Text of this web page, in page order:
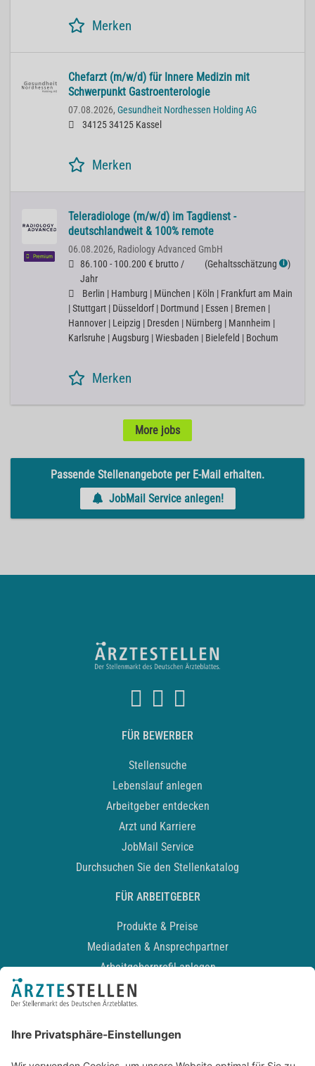
Merken
Chefarzt (m/w/d) für Innere Medizin mit
Schwerpunkt Gastroenterologie
07.08.2026, Gesundheit Nordhessen Holding AG
34125 34125 Kassel
Merken
Premium
Teleradiologe (m/w/d) im Tagdienst -
deutschlandweit & 100% remote
06.08.2026, Radiology Advanced GmbH
86.100 - 100.200 € brutto /
Jahr
(Gehaltsschätzung ℹ )
Berlin | Hamburg | München | Köln | Frankfurt am Main
| Stuttgart | Düsseldorf | Dortmund | Essen | Bremen |
Hannover | Leipzig | Dresden | Nürnberg | Mannheim |
Karlsruhe | Augsburg | Wiesbaden | Bielefeld | Bochum
Merken
More jobs
Passende Stellenangebote per E-Mail erhalten.
JobMail Service anlegen!
FÜR BEWERBER
Stellensuche
Lebenslauf anlegen
Arbeitgeber entdecken
Arzt und Karriere
JobMail Service
Durchsuchen Sie den Stellenkatalog
FÜR ARBEITGEBER
Produkte & Preise
Mediadaten & Ansprechpartner
Arbeitgeberprofil anlegen
Recruiting-Podcast